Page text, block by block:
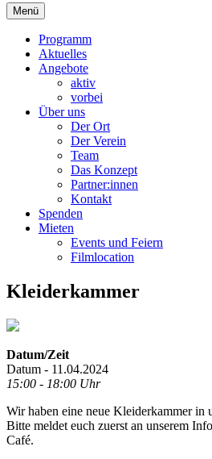
Menü
Programm
Aktuelles
Angebote
aktiv
vorbei
Über uns
Der Ort
Der Verein
Team
Das Konzept
Partner:innen
Kontakt
Spenden
Mieten
Events und Feiern
Filmlocation
Kleiderkammer
Datum/Zeit
Datum - 11.04.2024
15:00 - 18:00 Uhr
Wir haben eine neue Kleiderkammer in
Bitte meldet euch zuerst an unserem
Café.